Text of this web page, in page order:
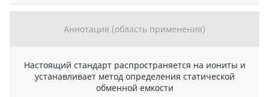
Аннотация (область применения)
Настоящий стандарт распространяется на иониты и
устанавливает метод определения статической
обменной емкости